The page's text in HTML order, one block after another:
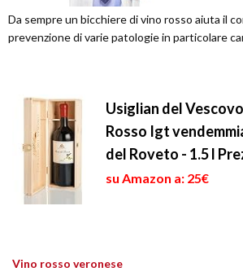
Da sempre un bicchiere di vino rosso aiuta il
prevenzione di varie patologie in particolare
Usiglian del
Rosso Igt
del Roveto - 1.5 l
su Amazon a: 25€
Vino rosso veronese